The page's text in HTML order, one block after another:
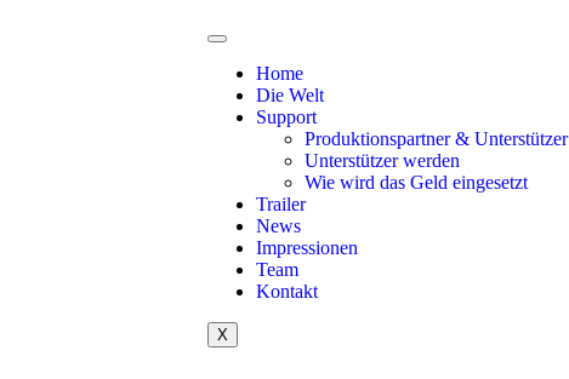
Home
Die Welt
Support
Produktionspartner & Unterstützer
Unterstützer werden
Wie wird das Geld eingesetzt
Trailer
News
Impressionen
Team
Kontakt
X